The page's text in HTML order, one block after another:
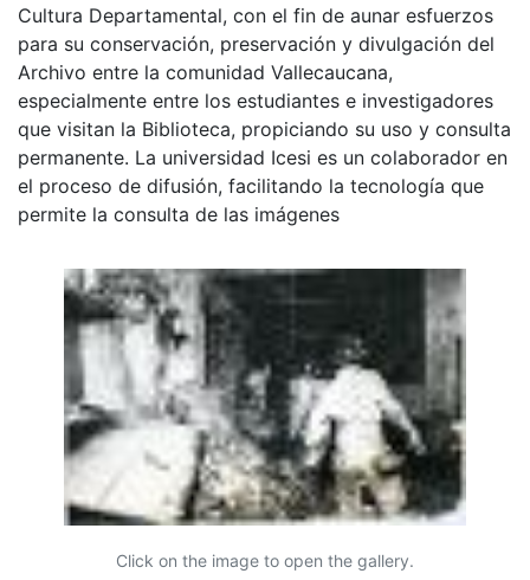
Cultura Departamental, con el fin de aunar esfuerzos
para su conservación, preservación y divulgación del
Archivo entre la comunidad Vallecaucana,
especialmente entre los estudiantes e investigadores
que visitan la Biblioteca, propiciando su uso y consulta
permanente. La universidad Icesi es un colaborador en
el proceso de difusión, facilitando la tecnología que
permite la consulta de las imágenes
Click on the image to open the gallery.